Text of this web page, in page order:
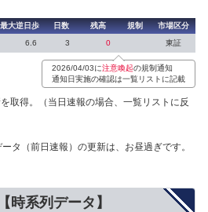
最大逆日歩 日数 残高 規制
市場区分
6.6 3 0 東証
2026/04/03に注意喚起の規制通知
通知日実施の確認は一覧リストに記載
取得。（当日速報の場合、一覧リストに反
タ（前日速報）の更新は、お昼過ぎです。
時系列データ】